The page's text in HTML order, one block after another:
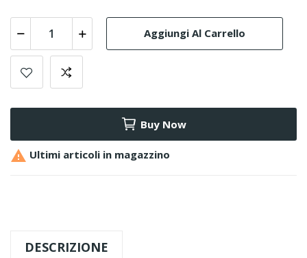
Aggiungi Al Carrello
Buy Now
 Ultimi articoli in magazzino
DESCRIZIONE